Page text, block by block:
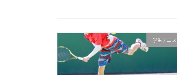
学生テニス